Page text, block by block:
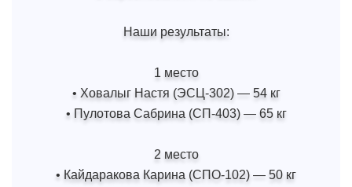
Наши результаты:
1 место
• Ховалыг Настя (ЭСЦ-302) — 54 кг
• Пулотова Сабрина (СП-403) — 65 кг
2 место
• Кайдаракова Карина (СПО-102) — 50 кг